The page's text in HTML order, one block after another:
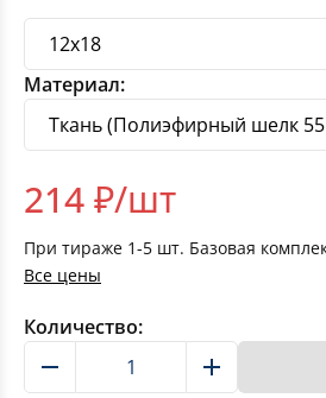
Материал:
214₽/шт
При тираже 1-5 шт. Базовая
Все цены
Количество: